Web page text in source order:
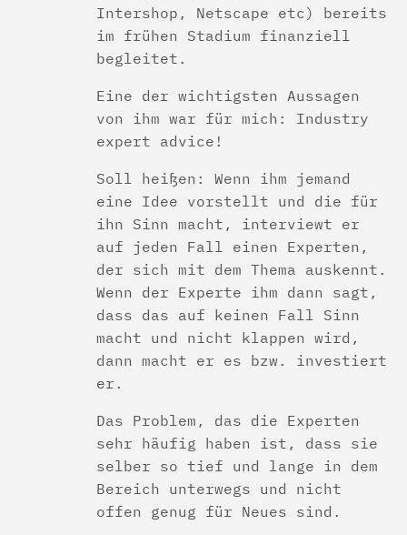
Intershop, Netscape etc) bereits
im frühen Stadium finanziell
begleitet.
Eine der wichtigsten Aussagen
von ihm war für mich: Industry
expert advice!
Soll heißen: Wenn ihm jemand
eine Idee vorstellt und die für
ihn Sinn macht, interviewt er
auf jeden Fall einen Experten,
der sich mit dem Thema auskennt.
Wenn der Experte ihm dann sagt,
dass das auf keinen Fall Sinn
macht und nicht klappen wird,
dann macht er es bzw. investiert
er.
Das Problem, das die Experten
sehr häufig haben ist, dass sie
selber so tief und lange in dem
Bereich unterwegs und nicht
offen genug für Neues sind.